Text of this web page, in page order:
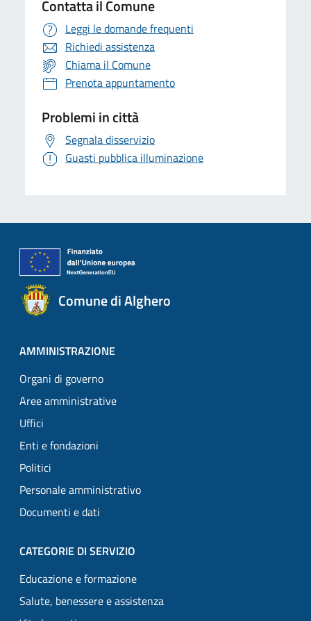
Contatta il Comune
Leggi le domande frequenti
Richiedi assistenza
Chiama il Comune
Prenota appuntamento
Problemi in città
Segnala disservizio
Guasti pubblica illuminazione
Comune di Alghero
AMMINISTRAZIONE
Organi di governo
Aree amministrative
Uffici
Enti e fondazioni
Politici
Personale amministrativo
Documenti e dati
CATEGORIE DI SERVIZIO
Educazione e formazione
Salute, benessere e assistenza